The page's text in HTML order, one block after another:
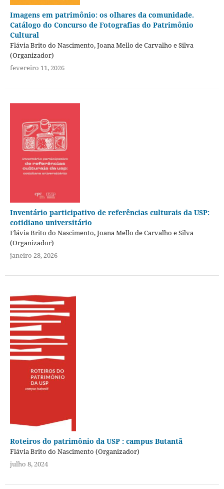
Imagens em patrimônio: os olhares da comunidade.
Catálogo do Concurso de Fotografias do Patrimônio
Cultural
Flávia Brito do Nascimento, Joana Mello de Carvalho e Silva
(Organizador)
fevereiro 11, 2026
Inventário participativo de referências culturais da USP:
cotidiano universitário
Flávia Brito do Nascimento, Joana Mello de Carvalho e Silva
(Organizador)
janeiro 28, 2026
Roteiros do patrimônio da USP : campus Butantã
Flávia Brito do Nascimento (Organizador)
julho 8, 2024